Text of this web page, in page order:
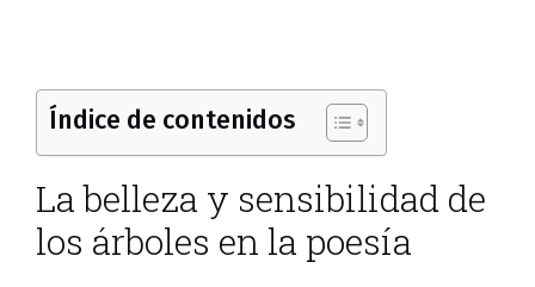
Índice de contenidos
La belleza y sensibilidad de
los árboles en la poesía